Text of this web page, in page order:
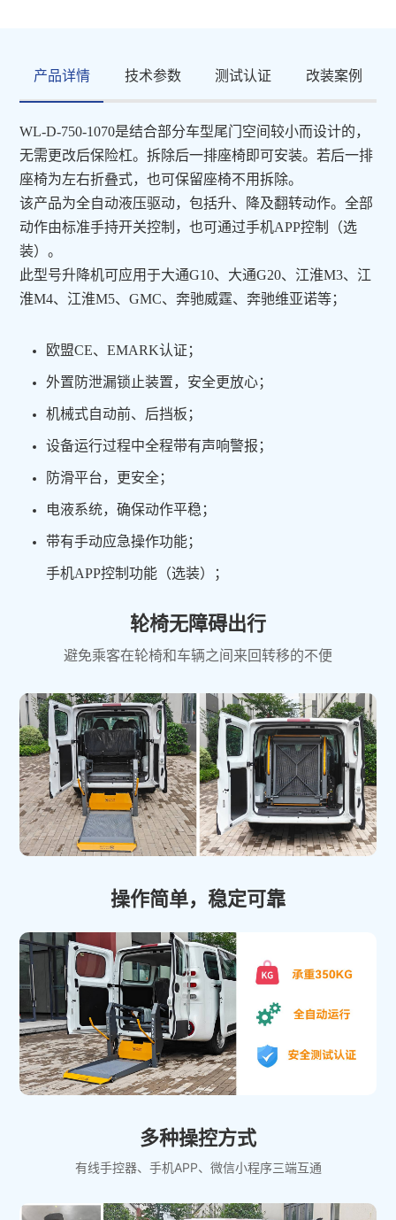
产品详情 技术参数 测试认证 改装案例
WL-D-750-1070是结合部分车型尾门空间较小而设计的，
无需更改后保险杠。拆除后一排座椅即可安装。若后一排
座椅为左右折叠式，也可保留座椅不用拆除。
该产品为全自动液压驱动，包括升、降及翻转动作。全部
动作由标准手持开关控制，也可通过手机APP控制（选
装）。
此型号升降机可应用于大通G10、大通G20、江淮M3、江
淮M4、江淮M5、GMC、奔驰威霆、奔驰维亚诺等；
欧盟CE、EMARK认证；
外置防泄漏锁止装置，安全更放心；
机械式自动前、后挡板；
设备运行过程中全程带有声响警报；
防滑平台，更安全；
电液系统，确保动作平稳；
带有手动应急操作功能；
手机APP控制功能（选装）；
轮椅无障碍出行
避免乘客在轮椅和车辆之间来回转移的不便
操作简单，稳定可靠
多种操控方式
有线手控器、手机APP、微信小程序三端互通